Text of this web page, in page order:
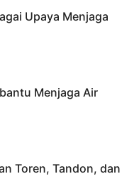
Upaya Menjaga
Menjaga Air
Toren, Tandon, dan